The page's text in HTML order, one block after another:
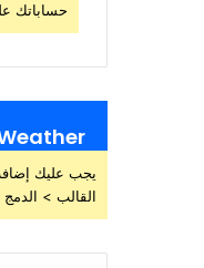
حساباتك
القالب > الدمج